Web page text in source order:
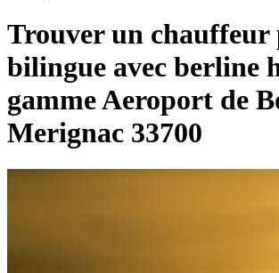
Trouver un chauffeur
bilingue avec berline
gamme Aeroport de
Merignac 33700